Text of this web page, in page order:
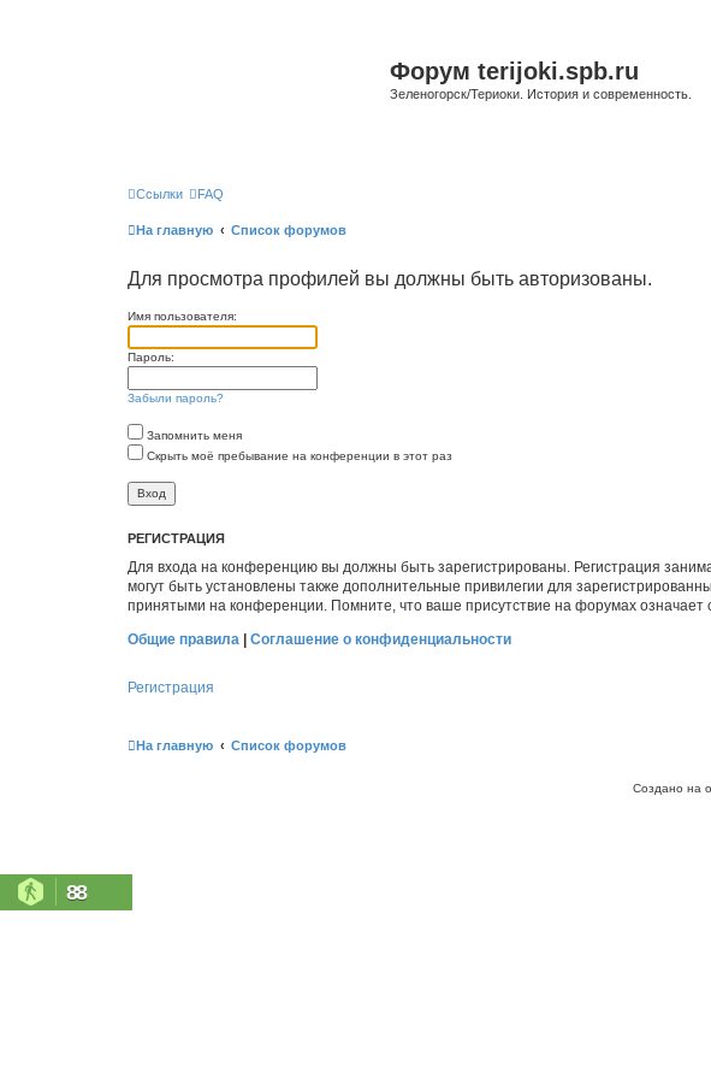
Форум terijoki.spb.ru
Зеленогорск/Териоки. История и современность.
Ссылки FAQ
На главную Список форумов
Для просмотра профилей вы должны быть авторизованы.
Имя пользователя:
Пароль:
Забыли пароль?
Запомнить меня
Скрыть моё пребывание на конференции в этот раз
РЕГИСТРАЦИЯ
Для входа на конференцию вы должны быть зарегистрированы. Регистрация
могут быть установлены также дополнительные привилегии для
принятыми на конференции. Помните, что ваше присутствие на форумах означает
Общие правила | Соглашение о конфиденциальности
Регистрация
На главную Список форумов
Создано на
88